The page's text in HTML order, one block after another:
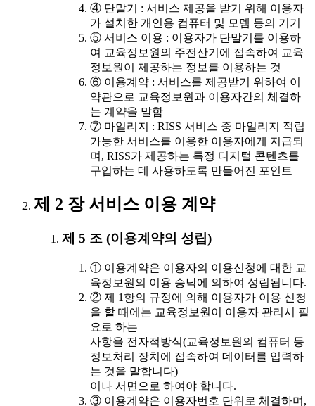
④ 단말기 : 서비스 제공을 받기 위해 이용자
가 설치한 개인용 컴퓨터 및 모뎀 등의 기기
⑤ 서비스 이용 : 이용자가 단말기를 이용하
여 교육정보원의 주전산기에 접속하여 교육
정보원이 제공하는 정보를 이용하는 것
⑥ 이용계약 : 서비스를 제공받기 위하여 이
약관으로 교육정보원과 이용자간의 체결하
는 계약을 말함
⑦ 마일리지 : RISS 서비스 중 마일리지 적립
가능한 서비스를 이용한 이용자에게 지급되
며, RISS가 제공하는 특정 디지털 콘텐츠를
구입하는 데 사용하도록 만들어진 포인트
제 2 장 서비스 이용 계약
제 5 조 (이용계약의 성립)
① 이용계약은 이용자의 이용신청에 대한 교
육정보원의 이용 승낙에 의하여 성립됩니다.
② 제 1항의 규정에 의해 이용자가 이용 신청
을 할 때에는 교육정보원이 이용자 관리시 필
요로 하는
사항을 전자적방식(교육정보원의 컴퓨터 등
정보처리 장치에 접속하여 데이터를 입력하
는 것을 말합니다)
이나 서면으로 하여야 합니다.
③ 이용계약은 이용자번호 단위로 체결하며,